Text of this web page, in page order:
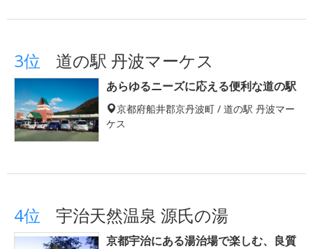
3位 道の駅 丹波マーケス
あらゆるニーズに応える便利な道の駅
京都府船井郡京丹波町 / 道の駅 丹波マー
ケス
4位 宇治天然温泉 源氏の湯
京都宇治にある湯治場で楽しむ、良質